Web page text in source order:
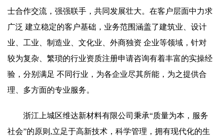
士合作交流，强强联手，共同发展壮大。在客户层面中力求
广泛 建立稳定的客户基础，业务范围涵盖了建筑业、设计
业、工业、制造业、文化业、外商独资 企业等领域，针对
较为复杂、繁琐的行业资质注册申请咨询有着丰富的实操经
验，分别满足 不同行业，为各企业尽其所能，为之提供合
理、多方面的专业服务。
浙江上城区维达新材料有限公司秉承“质量为本，服务
社会”的原则,立足于高新技术，科学管理，拥有现代化的生